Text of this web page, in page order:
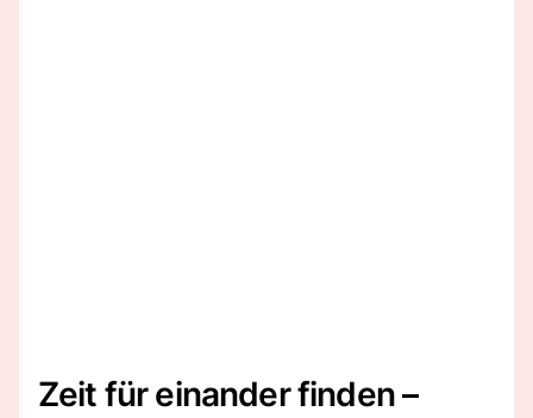
Zeit für einander finden –